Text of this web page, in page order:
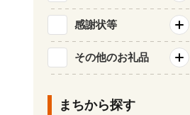
感謝状等
その他のお礼品
まちから探す